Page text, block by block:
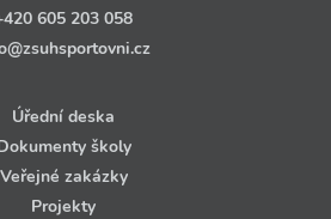
605 203 058
Úřední deska
školy
Veřejné zakázky
Projekty